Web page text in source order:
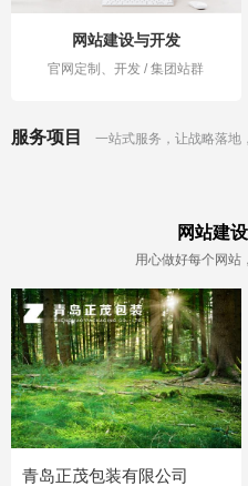
网站建设与开发
官网定制、开发 / 集团站群
服务项目 一站式服务，让战略落地
网站建
用心做好每个网站
青岛正茂包装有限公司